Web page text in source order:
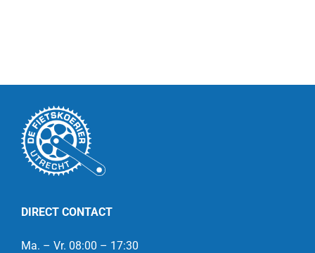
DIRECT CONTACT
Ma. – Vr. 08:00 – 17:30